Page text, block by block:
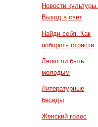
Новости культуры.
Выход в свет
Найди себя. Как
побороть страсти
Легко ли быть
молодым
Литературные
беседы
Женский голос